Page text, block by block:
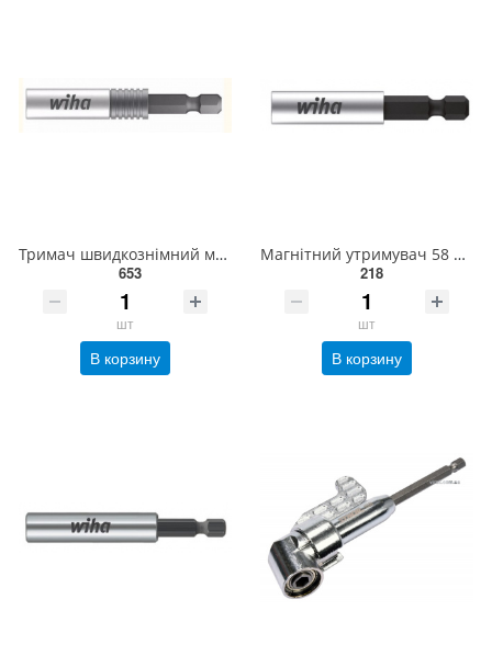
Тримач швидкознімний магнітний CentroFix SuperSlim, форма Е 6,3 W39134
653
шт
В корзину
Магнітний утримувач 58 мм. W 01895
218
шт
В корзину